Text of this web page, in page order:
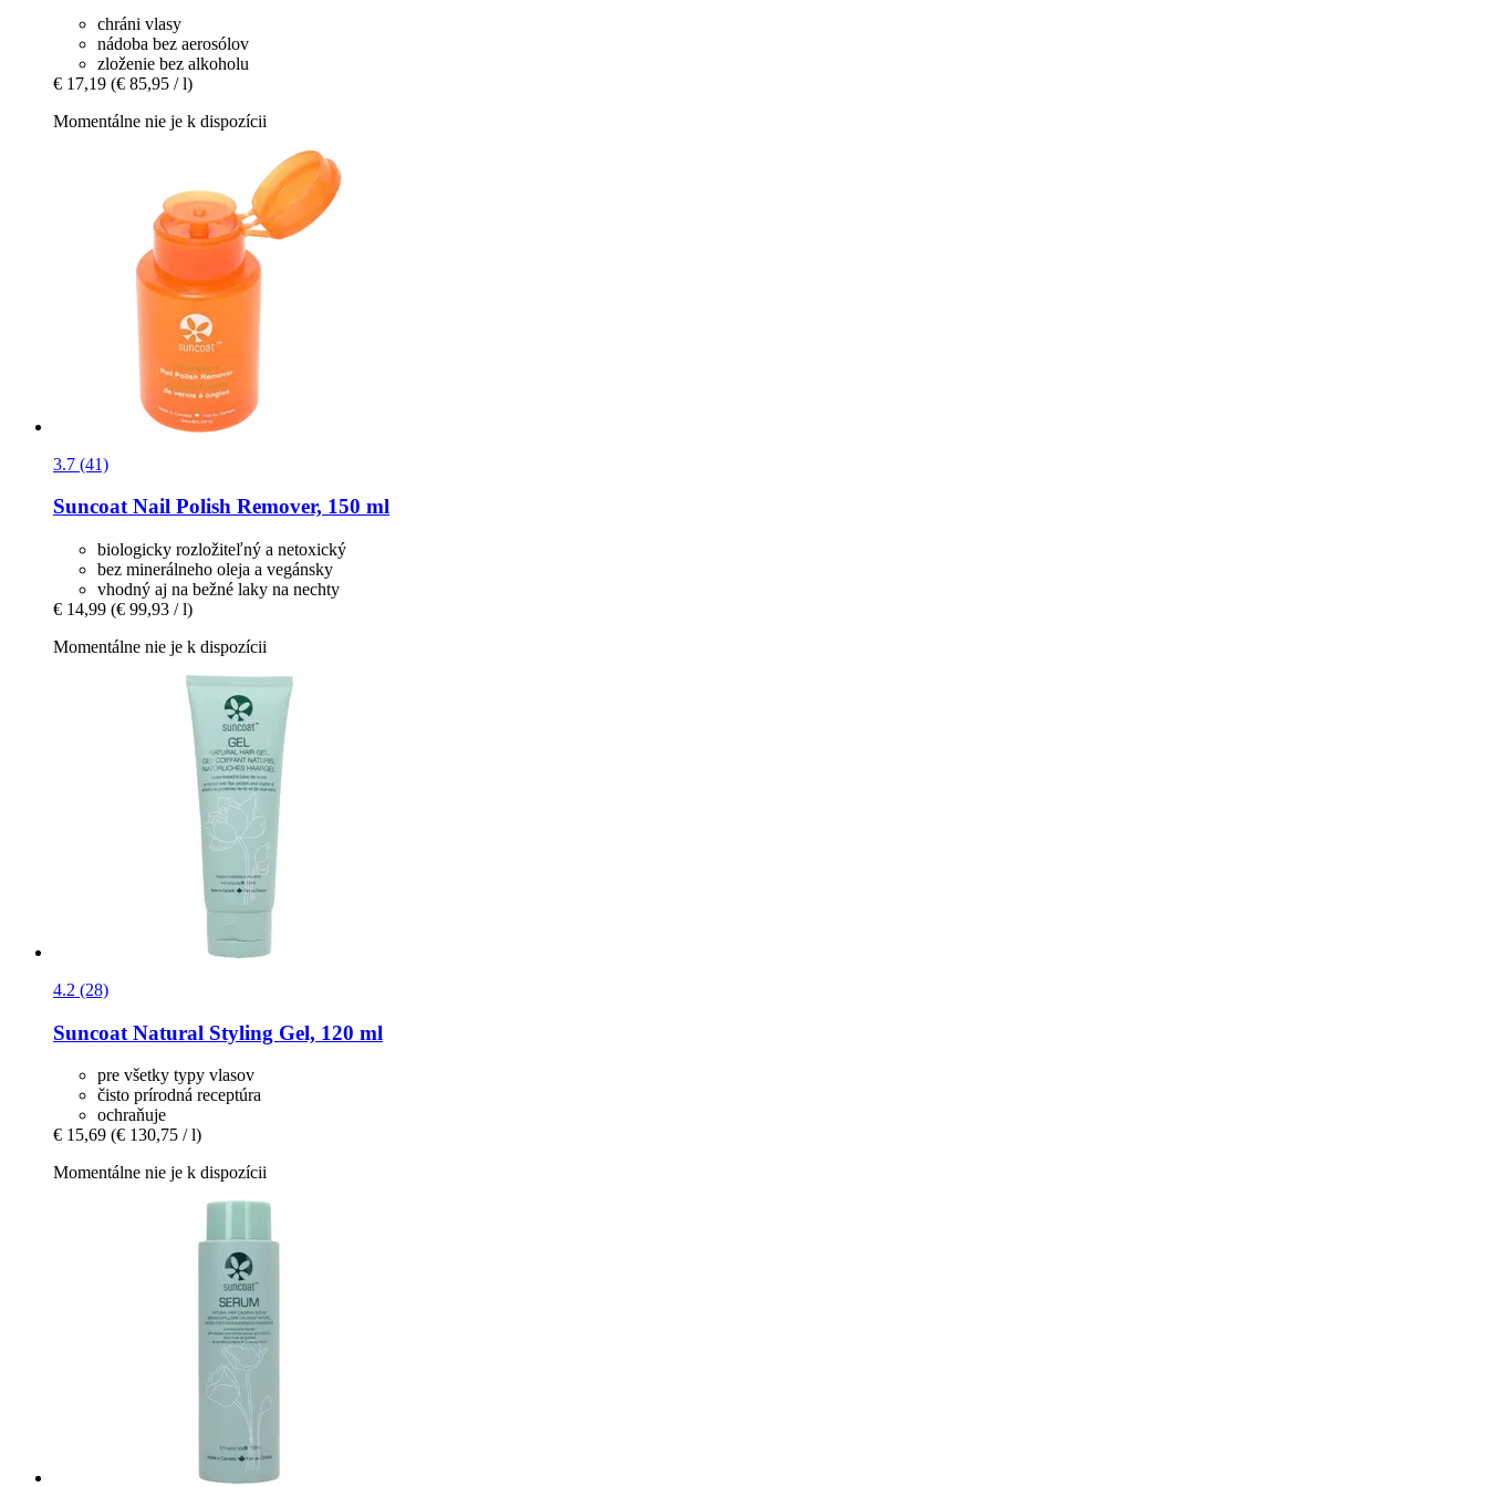
chráni vlasy
nádoba bez aerosólov
zloženie bez alkoholu
€ 17,19 (€ 85,95 / l)
Momentálne nie je k dispozícii
3.7 (41)
SuncoatNail Polish Remover, 150 ml
biologicky rozložiteľný a netoxický
bez minerálneho oleja a vegánsky
vhodný aj na bežné laky na nechty
€ 14,99 (€ 99,93 / l)
Momentálne nie je k dispozícii
4.2 (28)
Suncoat Natural Styling Gel, 120 ml
pre všetky typy vlasov
čisto prírodná receptúra
ochraňuje
€ 15,69 (€ 130,75 / l)
Momentálne nie je k dispozícii